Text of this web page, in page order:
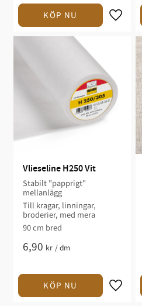
Vlieseline H250 Vit
Stabilt "papprigt"
mellanlägg
Till kragar, linningar,
broderier, med mera ​
90 cm bred​
6,90 kr /dm